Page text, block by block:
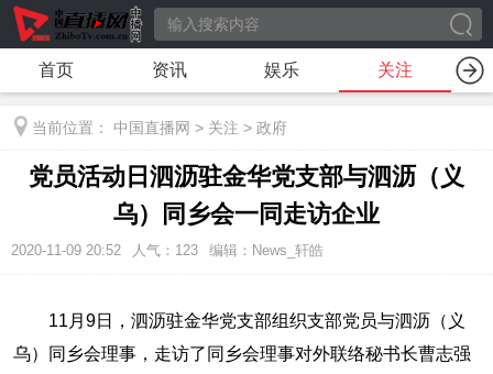
首页 资讯 娱乐 关注
当前位置： 中国直播网 > 关注 > 政府
党员活动日泗沥驻金华党支部与泗沥（义
乌）同乡会一同走访企业
2020-11-09 20:52 人气： 123 编辑：News_轩皓
11月9日，泗沥驻金华党支部组织支部党员与泗沥（义
乌）同乡会理事，走访了同乡会理事对外联络秘书长曹志强